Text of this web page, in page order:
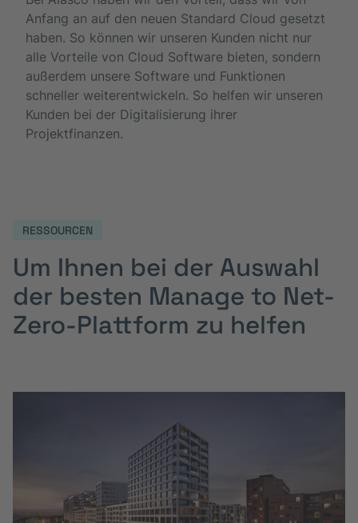
Anfang an auf den neuen Standard Cloud gesetzt
haben. So können wir unseren Kunden nicht nur
alle Vorteile von Cloud Software bieten, sondern
außerdem unsere Software und Funktionen
schneller weiterentwickeln. So helfen wir unseren
Kunden bei der Digitalisierung ihrer
Projektfinanzen.
RESSOURCEN
Um Ihnen bei der Auswahl
der besten Manage to Net-
Zero-Plattform zu helfen